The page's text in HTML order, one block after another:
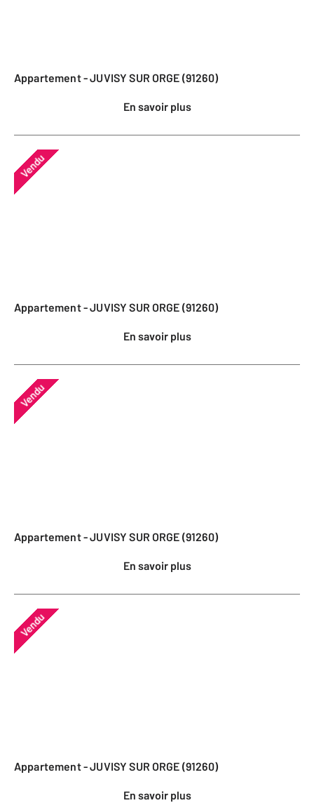
Appartement - JUVISY SUR ORGE (91260)
En savoir plus
Vendu
Appartement - JUVISY SUR ORGE (91260)
En savoir plus
Vendu
Appartement - JUVISY SUR ORGE (91260)
En savoir plus
Vendu
Appartement - JUVISY SUR ORGE (91260)
En savoir plus